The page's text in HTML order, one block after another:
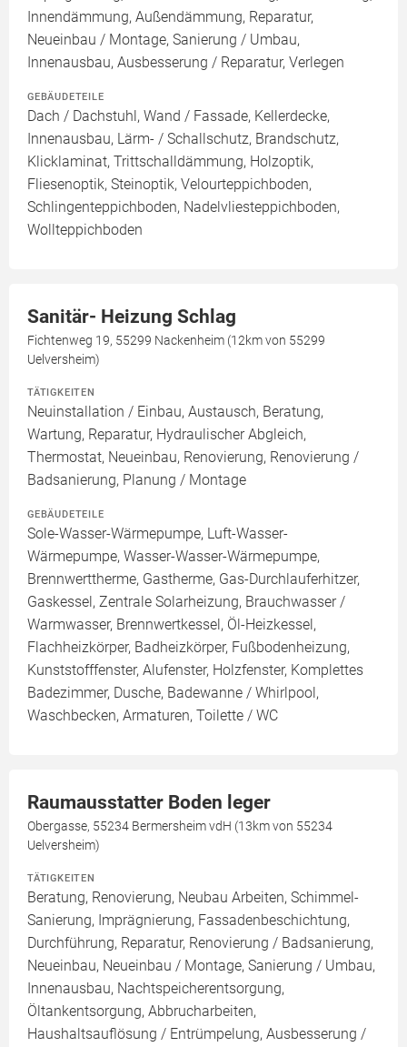
Innendämmung, Außendämmung, Reparatur,
Neueinbau / Montage, Sanierung / Umbau,
Innenausbau, Ausbesserung / Reparatur, Verlegen
GEBÄUDETEILE
Dach / Dachstuhl, Wand / Fassade, Kellerdecke,
Innenausbau, Lärm- / Schallschutz, Brandschutz,
Klicklaminat, Trittschalldämmung, Holzoptik,
Fliesenoptik, Steinoptik, Velourteppichboden,
Schlingenteppichboden, Nadelvliesteppichboden,
Wollteppichboden
Sanitär- Heizung Schlag
Fichtenweg 19, 55299 Nackenheim (12km von 55299
Uelversheim)
TÄTIGKEITEN
Neuinstallation / Einbau, Austausch, Beratung,
Wartung, Reparatur, Hydraulischer Abgleich,
Thermostat, Neueinbau, Renovierung, Renovierung /
Badsanierung, Planung / Montage
GEBÄUDETEILE
Sole-Wasser-Wärmepumpe, Luft-Wasser-
Wärmepumpe, Wasser-Wasser-Wärmepumpe,
Brennwerttherme, Gastherme, Gas-Durchlauferhitzer,
Gaskessel, Zentrale Solarheizung, Brauchwasser /
Warmwasser, Brennwertkessel, Öl-Heizkessel,
Flachheizkörper, Badheizkörper, Fußbodenheizung,
Kunststofffenster, Alufenster, Holzfenster, Komplettes
Badezimmer, Dusche, Badewanne / Whirlpool,
Waschbecken, Armaturen, Toilette / WC
Raumausstatter Boden leger
Obergasse, 55234 Bermersheim vdH (13km von 55234
Uelversheim)
TÄTIGKEITEN
Beratung, Renovierung, Neubau Arbeiten, Schimmel-
Sanierung, Imprägnierung, Fassadenbeschichtung,
Durchführung, Reparatur, Renovierung / Badsanierung,
Neueinbau, Neueinbau / Montage, Sanierung / Umbau,
Innenausbau, Nachtspeicherentsorgung,
Öltankentsorgung, Abbrucharbeiten,
Haushaltsauflösung / Entrümpelung, Ausbesserung /